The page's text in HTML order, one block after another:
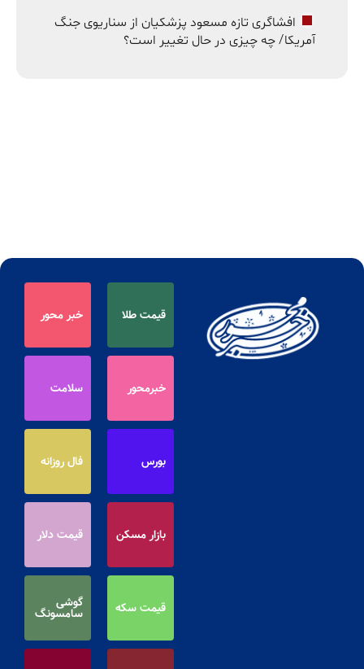
افشاگری تازه مسعود پزشکیان از سناریوی جنگ
آمریکا/ چه چیزی در حال تغییر است؟
قیمت طلا خبر محور
خبرمحور سلامت
بورس فال روزانه
بازار مسکن قیمت دلار
قیمت سکه گوشی
سامسونگ